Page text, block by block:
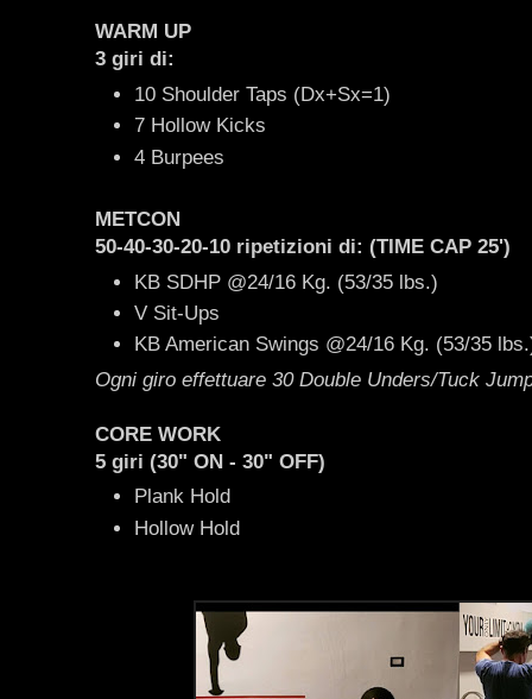
WARM UP
3 giri di:
10 Shoulder Taps (Dx+Sx=1)
7 Hollow Kicks
4 Burpees
METCON
50-40-30-20-10 ripetizioni di: (TIME CAP 25')
KB SDHP @24/16 Kg. (53/35 lbs.)
V Sit-Ups
KB American Swings @24/16 Kg. (53/35
Ogni giro effettuare 30 Double Unders/Tuck
CORE WORK
5 giri (30" ON - 30" OFF)
Plank Hold
Hollow Hold